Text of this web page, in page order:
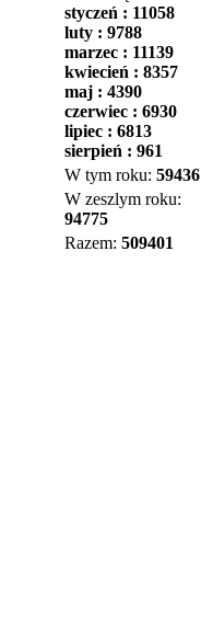
styczeń : 11058
luty : 9788
marzec : 11139
kwiecień : 8357
maj : 4390
czerwiec : 6930
lipiec : 6813
sierpień : 961
W tym roku: 59436
W zeszlym roku:
94775
Razem: 509401